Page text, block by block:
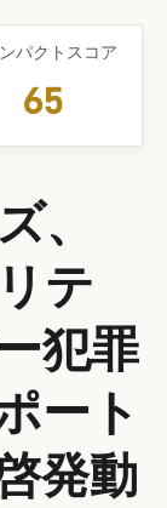
社
、
テ
犯罪
ート
発動
パクトスコア
65